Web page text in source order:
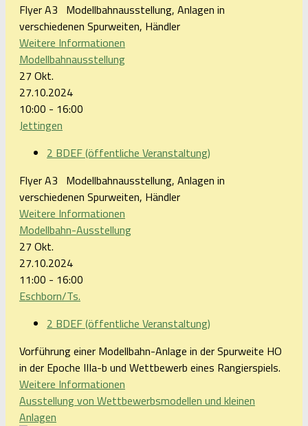
Flyer A3 Modellbahnausstellung, Anlagen in
verschiedenen Spurweiten, Händler
Weitere Informationen
Modellbahnausstellung
27 Okt.
27.10.2024
10:00 - 16:00
Jettingen
2 BDEF (öffentliche Veranstaltung)
Flyer A3 Modellbahnausstellung, Anlagen in
verschiedenen Spurweiten, Händler
Weitere Informationen
Modellbahn-Ausstellung
27 Okt.
27.10.2024
11:00 - 16:00
Eschborn/Ts.
2 BDEF (öffentliche Veranstaltung)
Vorführung einer Modellbahn-Anlage in der Spurweite HO
in der Epoche IIIa-b und Wettbewerb eines Rangierspiels.
Weitere Informationen
Ausstellung von Wettbewerbsmodellen und kleinen
Anlagen